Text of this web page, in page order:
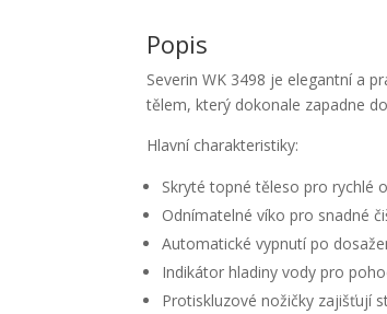
Popis
Severin WK 3498 je elegantní a
tělem, který dokonale zapadne
Hlavní charakteristiky:
Skryté topné těleso pro rychlé
Odnímatelné víko pro snadné
Automatické vypnutí po
Indikátor hladiny vody pro
Protiskluzové nožičky zajišťují